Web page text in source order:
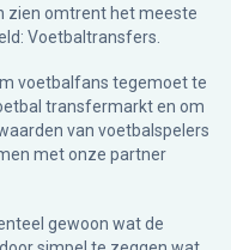
zien omtrent het meeste
Voetbaltransfers.
voetbalfans tegemoet te
transfermarkt en om
van voetbalspelers
met onze partner
gewoon wat de